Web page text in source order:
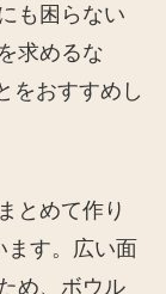
も困らない
求めるな
をおすすめし
とめて作り
ます。広い面
め、ボウル